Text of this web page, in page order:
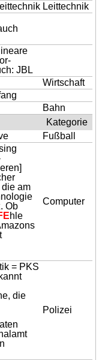
Leittechnik
JBL
Wirtschaft
Bahn
Kategorie
Fußball
am
Ob
hle
Computer
= PKS
die
Polizei